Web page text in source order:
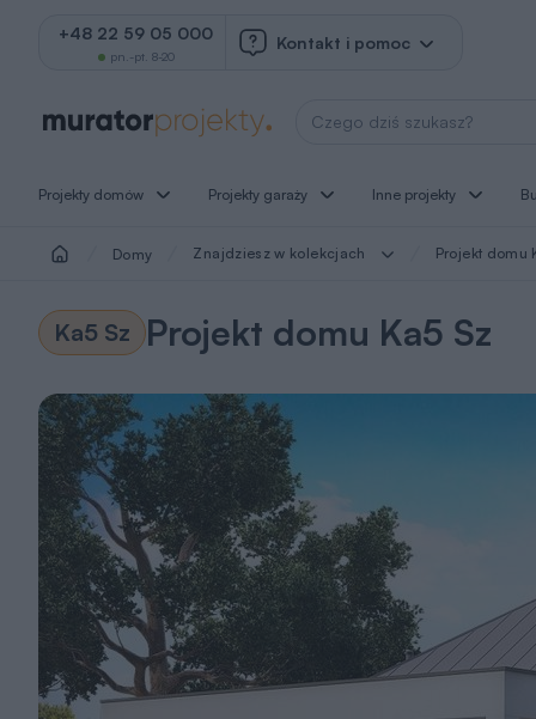
+48 22 59 05 000
pn.-pt. 8-20
Kontakt i pomoc
Wyszukaj projekt
Projekty domów Projekty garaży Inne projekty
Domy Znajdziesz w kolekcjach Projekt domu
Ka5 Sz Projekt domu Ka5 Sz